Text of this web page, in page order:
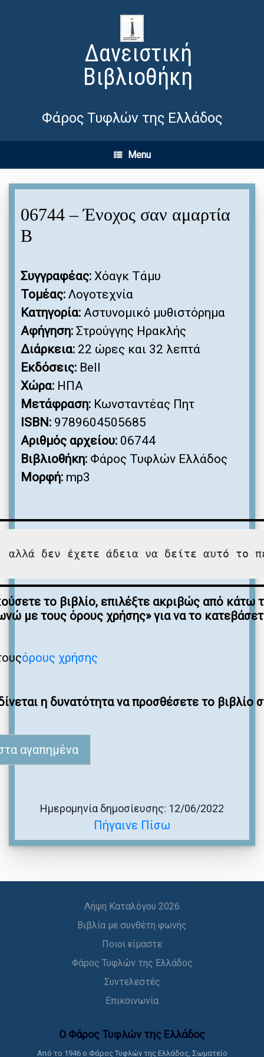
Δανειστική
Βιβλιοθήκη
Φάρος Τυφλών της Ελλάδος
Menu
06744 – Ένοχος σαν αμαρτία
Β
Συγγραφέας: Χόαγκ Τάμυ
Τομέας: Λογοτεχνία
Κατηγορία: Αστυνομικό μυθιστόρημα
Αφήγηση: Στρούγγης Ηρακλής
Διάρκεια: 22 ώρες και 32 λεπτά
Εκδόσεις: Bell
Χώρα: ΗΠΑ
Μετάφραση: Κωνσταντέας Πητ
ISBN: 9789604505685
Αριθμός αρχείου: 06744
Βιβλιοθήκη: Φάρος Τυφλών Ελλάδος
Μορφή: mp3
αλλά δεν έχετε άδεια να δείτε αυτό το
το βιβλίο, επιλέξτε ακριβώς από κάτω
με τους όρους χρήσης» για να το
όρους χρήσης
η δυνατότητα να προσθέσετε το βιβλίο
αγαπημένα
Πήγαινε Πίσω
Ημερομηνία δημοσίευσης: 12/06/2022
Λήψη Καταλόγου 2026
Βιβλία με συνθέτη φωνής
Ποιοι είμαστε
Φάρος Τυφλών της Ελλάδος
Συντελεστές
Επικοινωνία
Ο Φάρος Τυφλών της Ελλάδoς
Από το 1946 ο Φάρος Τυφλών της Ελλάδος, Σωματείο